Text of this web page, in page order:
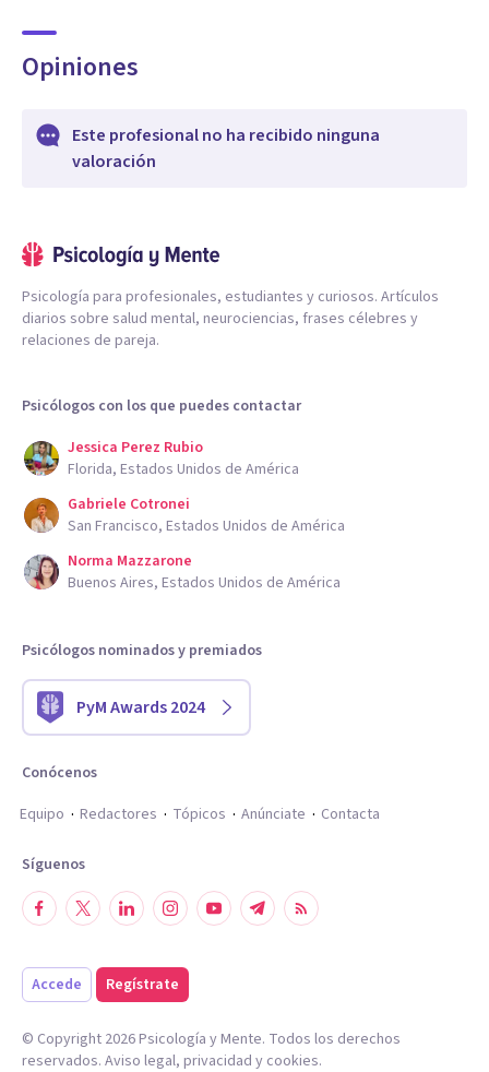
Opiniones
Este profesional no ha recibido ninguna
valoración
Psicología para profesionales, estudiantes y curiosos. Artículos
diarios sobre salud mental, neurociencias, frases célebres y
relaciones de pareja.
Psicólogos con los que puedes contactar
Jessica Perez Rubio
Florida, Estados Unidos de América
Gabriele Cotronei
San Francisco, Estados Unidos de América
Norma Mazzarone
Buenos Aires, Estados Unidos de América
Psicólogos nominados y premiados
PyM Awards 2024
Conócenos
Equipo
Redactores Tópicos Anúnciate Contacta
Síguenos
Accede Regístrate
© Copyright 2026Psicología y Mente. Todos los derechos
reservados. Aviso legal, privacidad y cookies.